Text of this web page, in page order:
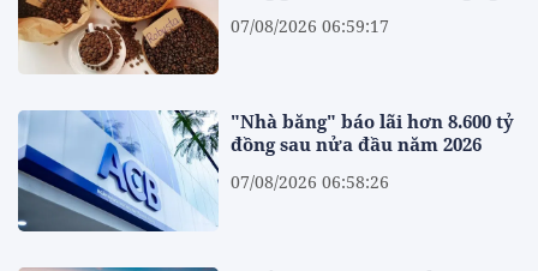
07/08/2026 06:59:17
"Nhà băng" báo lãi hơn 8.600 tỷ
đồng sau nửa đầu năm 2026
07/08/2026 06:58:26